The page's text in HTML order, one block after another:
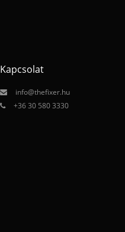
Kapcsolat
info@thefixer.hu
+36 30 580 3330